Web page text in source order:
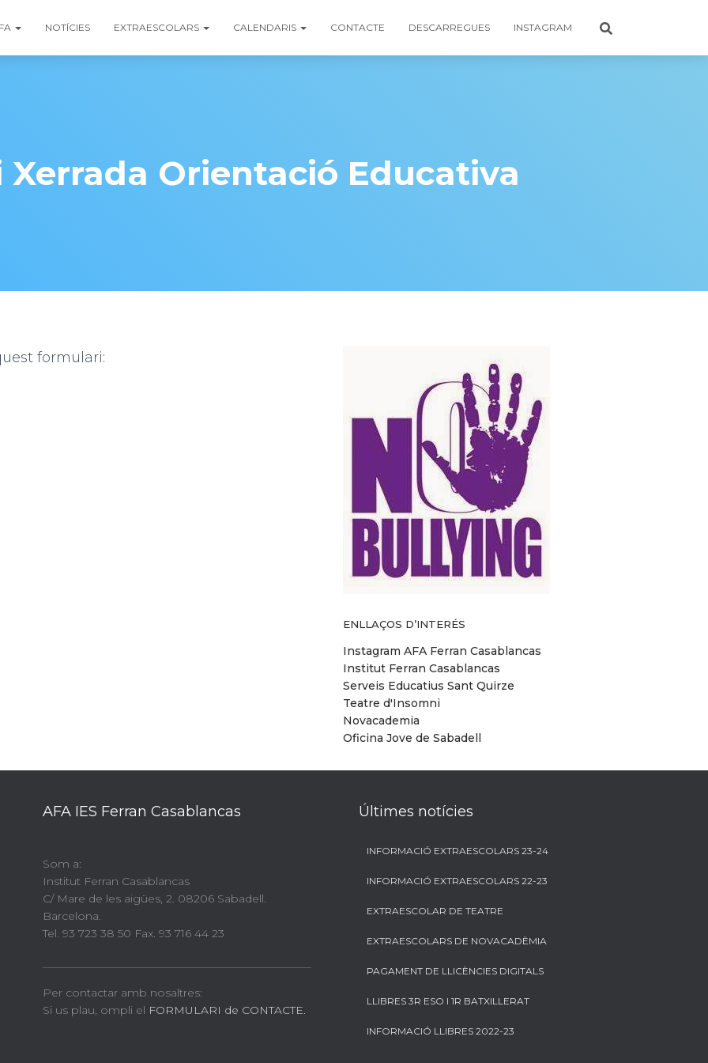
NOTÍCIES EXTRAESCOLARS CALENDARIS CONTACTE DESCARREGUES INSTAGRAM
Orientació Educativa
formulari:
ENLLAÇOS D’INTERÉS
Instagram AFA Ferran Casablancas
Institut Ferran Casablancas
Serveis Educatius Sant Quirze
Teatre d'Insomni
Novacademia
Oficina Jove de Sabadell
AFA IES Ferran Casablancas
Som a:
Institut Ferran Casablancas
C/ Mare de les aigües, 2. 08206 Sabadell.
Barcelona.
Tel. 93 723 38 50 Fax. 93 716 44 23
Per contactar amb nosaltres:
Si us plau, ompli el FORMULARI de CONTACTE.
Últimes notícies
INFORMACIÓ EXTRAESCOLARS 23-24
INFORMACIÓ EXTRAESCOLARS 22-23
EXTRAESCOLAR DE TEATRE
EXTRAESCOLARS DE NOVACADÈMIA
PAGAMENT DE LLICÈNCIES DIGITALS
LLIBRES 3R ESO I 1R BATXILLERAT
INFORMACIÓ LLIBRES 2022-23